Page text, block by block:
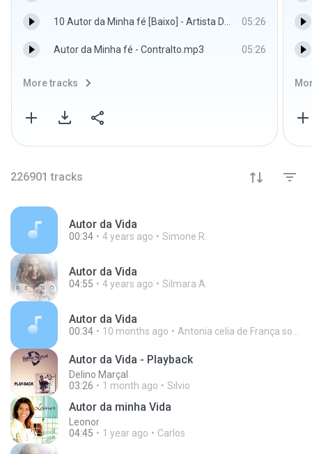
10 Autor da Minha fé [Baixo] - Artista Desconhecido 05:26
Autor da Minha fé - Contralto.mp3 05:26
More tracks
226901 tracks
Autor da Vida
00:34 4 years ago Simone R.
Autor da Vida
04:55 4 years ago Silmara A.
Autor da Vida
00:34 10 months ago Antonia celia de França sousa S.
Autor da Vida - Playback
Delino Marçal
03:26
1 month ago Silvio
Autor da minha Vida
Leonor
04:45
1 year ago Carlos